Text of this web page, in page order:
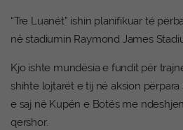
“Tre Luanët” ishin planifikuar të
në stadiumin Raymond James
Kjo ishte mundësia e fundit për
shihte lojtarët e tij në aksion
e saj në Kupën e Botës me
qershor.